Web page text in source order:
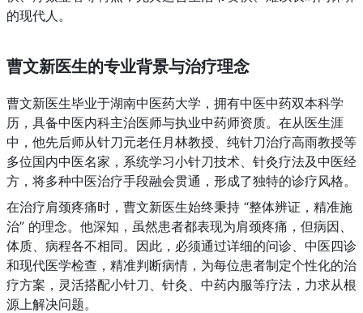
的现代人。
曹文新医生的专业背景与治疗理念
曹文新医生毕业于湖南中医药大学，拥有中医中药双本科学
历，具备中医内科主治医师与执业中药师资质。在从医生涯
中，他先后师从针刀元老任月林教授、纯针刀治疗高雨教授等
多位国内中医名家，系统学习小针刀技术、针灸疗法及中医经
方，将多种中医治疗手段融会贯通，形成了独特的诊疗风格。
在治疗肩颈疼痛时，曹文新医生始终秉持 “整体辨证，精准施
治” 的理念。他深知，虽然患者都表现为肩颈疼痛，但病因、
体质、病程各不相同。因此，必须通过详细的问诊、中医四诊
和现代医学检查，精准判断病情，为每位患者制定个性化的治
疗方案，灵活搭配小针刀、针灸、中药内服等疗法，力求从根
源上解决问题。